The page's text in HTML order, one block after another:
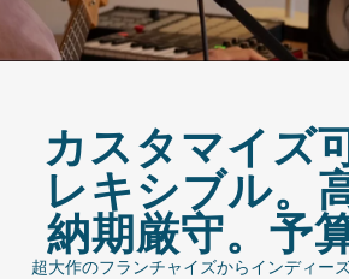
カスタマイズ
レキシブル。
納期厳守。予
超大作のフランチャイズからインディー